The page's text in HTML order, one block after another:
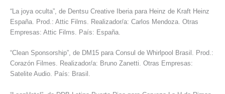
“La joya oculta”, de Dentsu Creative Iberia para Heinz de Kraft Heinz
España. Prod.: Attic Films. Realizador/a: Carlos Mendoza. Otras
Empresas: Attic Films. País: España.
“Clean Sponsorship”, de DM15 para Consul de Whirlpool Brasil. Prod.:
Corazón Filmes. Realizador/a: Bruno Zanetti. Otras Empresas:
Satelite Audio. País: Brasil.